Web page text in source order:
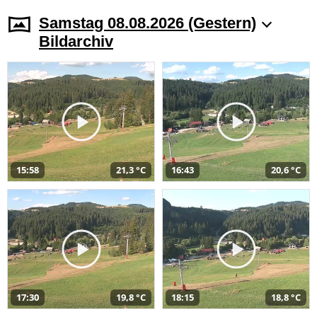
Samstag 08.08.2026 (Gestern)
Bildarchiv
15:58 21,3 °C 16:43 20,6 °C
17:30 19,8 °C 18:15 18,8 °C